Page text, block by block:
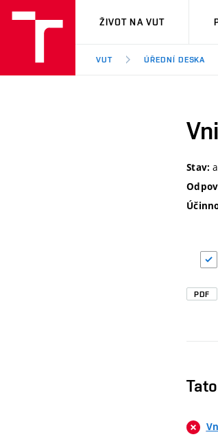
VUT
ŽIVOT NA VUT
VUT ÚŘEDNÍ DESKA
Stav:
PDF